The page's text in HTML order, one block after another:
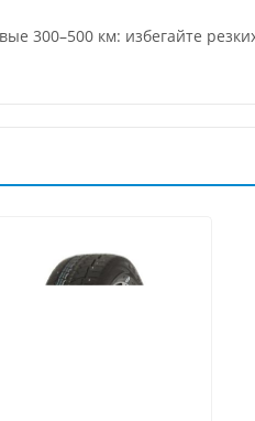
300–500 км: избегайте